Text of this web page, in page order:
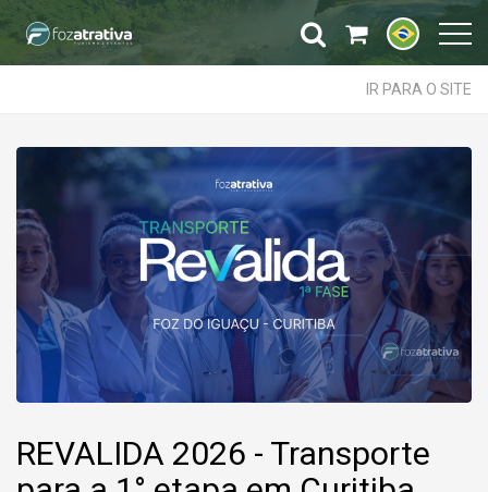
IR PARA O SITE
REVALIDA 2026 - Transporte